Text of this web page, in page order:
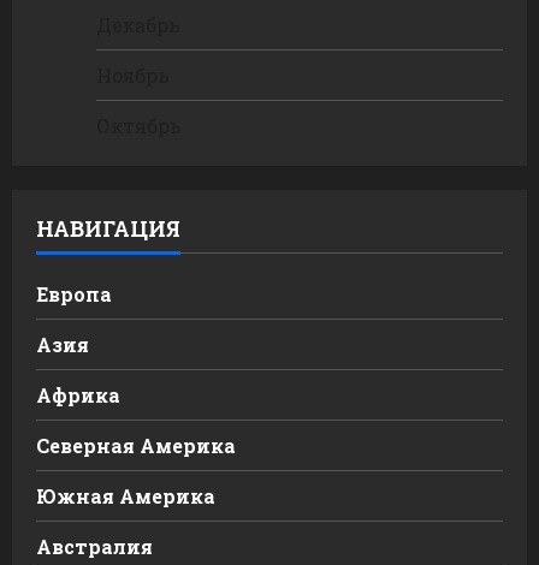
НАВИГАЦИЯ
Европа
Азия
Африка
Северная Америка
Южная Америка
Австралия